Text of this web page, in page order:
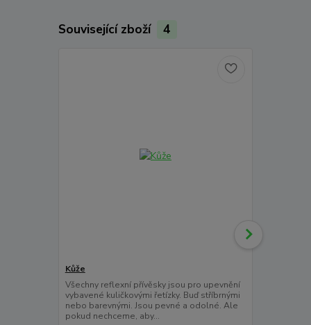
Související zboží 4
Kůže
Všechny reflexní přívěsky jsou pro upevnění
vybavené kuličkovými řetízky. Buď stříbrnými
nebo barevnými. Jsou pevné a odolné. Ale
pokud nechceme, aby...